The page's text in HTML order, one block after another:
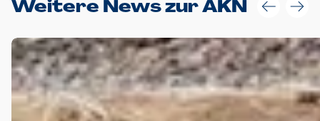
Weitere News zur AKN